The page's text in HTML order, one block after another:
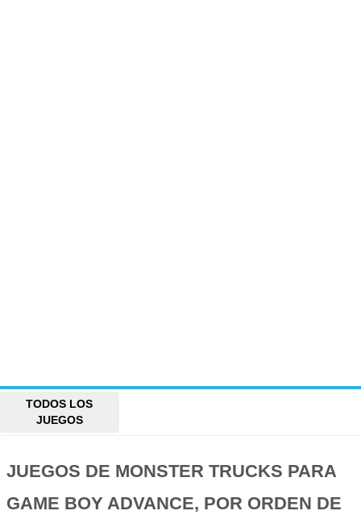
TODOS LOS
JUEGOS
JUEGOS DE MONSTER TRUCKS PARA
GAME BOY ADVANCE, POR ORDEN DE